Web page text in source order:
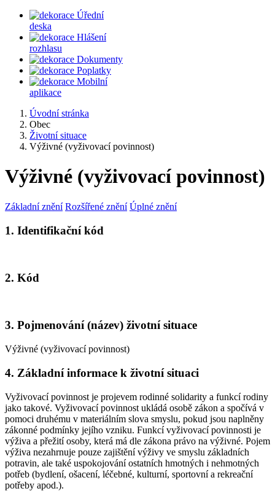
Úřední
deska
Hlášení
rozhlasu
Dokumenty
Poplatky
Mobilní
aplikace
Úvodní stránka
Obec
Životní situace
Výživné (vyživovací povinnost)
Výživné (vyživovací povinnost)
Základní znění Rozšířené znění Úplné znění
1. Identifikační kód
2. Kód
3. Pojmenování (název) životní situace
Výživné (vyživovací povinnost)
4. Základní informace k životní situaci
Vyživovací povinnost je projevem rodinné solidarity a funkcí rodiny
jako takové. Vyživovací povinnost ukládá osobě zákon a spočívá v
pomoci druhému v materiálním slova smyslu, pokud jsou naplněny
zákonné podmínky jejího vzniku. Funkcí vyživovací povinnosti je
výživa a přežití osoby, která má dle zákona právo na výživné. Pojem
výživa nezahrnuje pouze zajištění výživy ve smyslu základních
potravin, ale také uspokojování ostatních hmotných i nehmotných
potřeb (bydlení, ošacení, léčebné, kulturní, sportovní a rekreační
potřeby apod.).